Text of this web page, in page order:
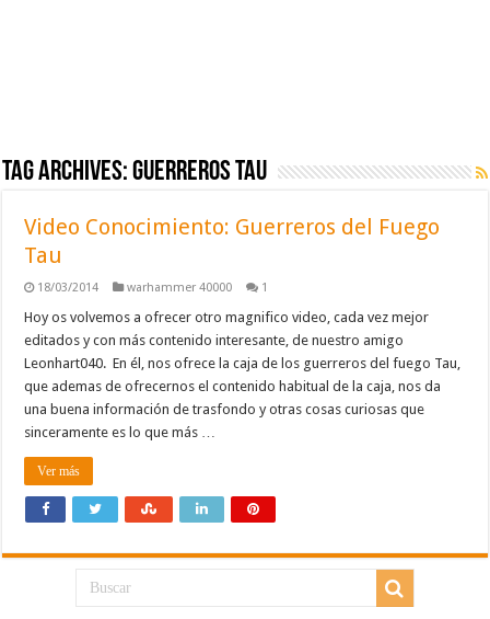
Tag Archives:guerreros tau
Video Conocimiento: Guerreros del Fuego
Tau
18/03/2014 warhammer 40000 1
Hoy os volvemos a ofrecer otro magnifico video, cada vez mejor
editados y con más contenido interesante, de nuestro amigo
Leonhart040. En él, nos ofrece la caja de los guerreros del fuego Tau,
que ademas de ofrecernos el contenido habitual de la caja, nos da
una buena información de trasfondo y otras cosas curiosas que
sinceramente es lo que más …
Ver más